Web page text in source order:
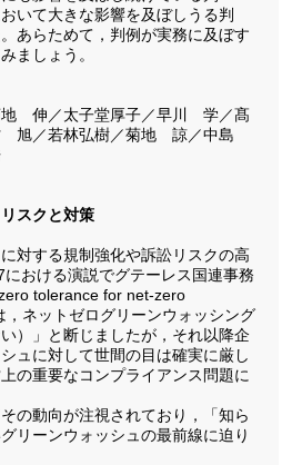
いて大きな影響を及ぼしうる判
あらためて，判例が実務に及ぼす
ましょう。
伸／太子堂厚子／早川 学／髙
旭／若林弘樹／菊地 諒／中島
スクと対策
対する規制強化や訴訟リスクの高
における演説でグテーレス国連事務
tolerance for net-zero
ネットゼログリーンウォッシング
）」と断じましたが，それ以降企
ュに対して世間の目は確実に厳し
の重要なコンプライアンス問題に
の動向が注視されており，「知ら
リーンウォッシュの最前線に迫り